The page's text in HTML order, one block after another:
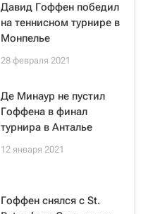
Давид Гоффен победил
на теннисном турнире в
Монпелье
28 февраля 2021
Де Минаур не пустил
Гоффена в финал
турнира в Анталье
12 января 2021
Гоффен снялся с St.